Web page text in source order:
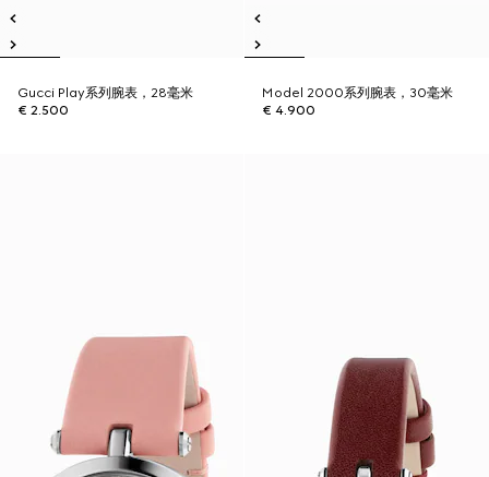
Gucci Play系列腕表，28毫米
€ 2.500
Model 2000系列腕表，30毫米
€ 4.900